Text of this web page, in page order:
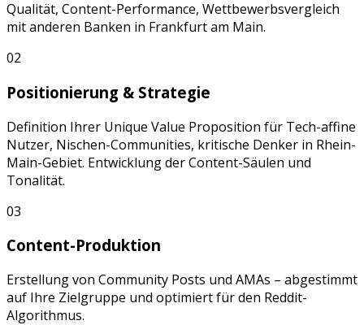
Qualität, Content-Performance, Wettbewerbsvergleich
mit anderen Banken in Frankfurt am Main.
02
Positionierung & Strategie
Definition Ihrer Unique Value Proposition für Tech-affine
Nutzer, Nischen-Communities, kritische Denker in Rhein-
Main-Gebiet. Entwicklung der Content-Säulen und
Tonalität.
03
Content-Produktion
Erstellung von Community Posts und AMAs – abgestimmt
auf Ihre Zielgruppe und optimiert für den Reddit-
Algorithmus.